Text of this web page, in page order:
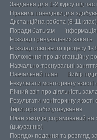
Завдання для 1-2 курсу під час
Правила поведінки для
Дистанційна робота (8-11 клас)
Поради батькам
Розклад тренувальних занять
Розклад освітнього процесу 1-3
Положення про дистанційну
Навчально-тренувальні
Навчальний план
Вибір
Результати моніторингу якості
Річний звіт про діяльність
Результати моніторингу якості
Територія обслуговування
План заходів, спрямований на
(цькуванню)
Порядок подання та розгляд